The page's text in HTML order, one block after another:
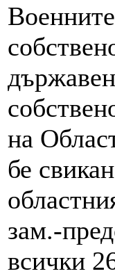
на
бе
зам.-
всички